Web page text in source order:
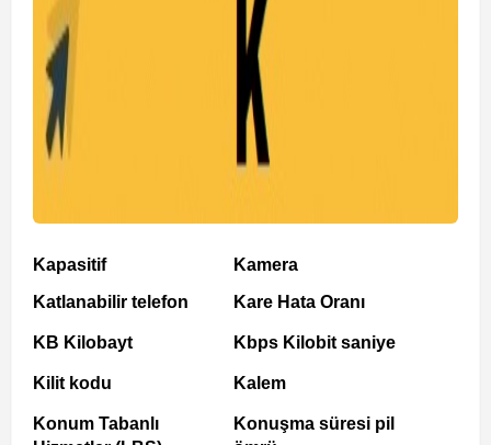
Kapasitif
Katlanabilir telefon
KB Kilobayt
Kilit kodu
Konum Tabanlı
Kamera
Kare Hata Oranı
Kbps Kilobit saniye
Kalem
Konuşma süresi pil